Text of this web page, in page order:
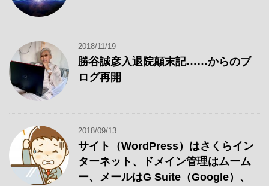
2018/11/19
勝谷誠彦入退院顛末記……からのブ
ログ再開
2018/09/13
サイト（WordPress）はさくらイン
ターネット、ドメイン管理はムーム
ー、メールはG Suite（Google）、